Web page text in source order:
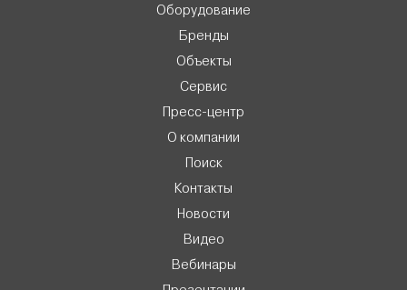
Оборудование
Бренды
Объекты
Сервис
Пресс-центр
О компании
Поиск
Контакты
Новости
Видео
Вебинары